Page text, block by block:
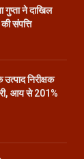
गुप्ता ने दाखिल
संपत्ति
उत्पाद निरीक्षक
आय से 201%